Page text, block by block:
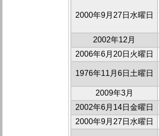
2000年9月27日水曜日
2002年12月
2006年6月20日火曜日
1976年11月6日土曜日
2009年3月
2002年6月14日金曜日
2000年9月27日水曜日